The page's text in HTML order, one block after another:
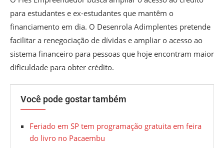
para estudantes e ex-estudantes que mantêm o
financiamento em dia. O Desenrola Adimplentes pretende
facilitar a renegociação de dívidas e ampliar o acesso ao
sistema financeiro para pessoas que hoje encontram maior
dificuldade para obter crédito.
Você pode gostar também
Feriado em SP tem programação gratuita em feira
do livro no Pacaembu